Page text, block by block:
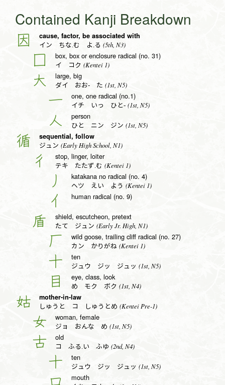
Contained Kanji Breakdown
因 cause, factor, be associated with
イン ちな.む よ.る (5th, N3)
囗 box, box or enclosure radical (no. 31)
イ コク (Kentei 1)
大 large, big
ダイ おお- た (1st, N5)
一 one, one radical (no.1)
イチ いっ ひと- (1st, N5)
人 person
ひと ニン ジン (1st, N5)
循 sequential, follow
ジュン (Early High School, N1)
彳 stop, linger, loiter
テキ たたず.む (Kentei 1)
丿 katakana no radical (no. 4)
ヘツ えい よう (Kentei 1)
亻 human radical (no. 9)
盾 shield, escutcheon, pretext
たて ジュン (Early Jr. High, N1)
厂 wild goose, trailing cliff radical (no. 27)
カン かりがね (Kentei 1)
十 ten
ジュウ ジッ ジュッ (1st, N5)
目 eye, class, look
め モク ボク (1st, N4)
姑 mother-in-law
しゅうと コ しゅうとめ (Kentei Pre-1)
女 woman, female
ジョ おんな め (1st, N5)
古 old
コ ふる.い ふゆ (2nd, N4)
十 ten
ジュウ ジッ ジュッ (1st, N5)
口 mouth